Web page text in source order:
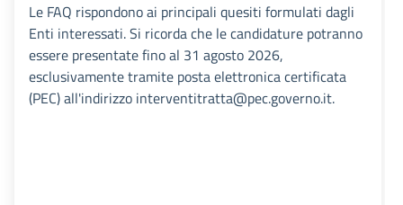
Le FAQ rispondono ai principali quesiti formulati dagli
Enti interessati. Si ricorda che le candidature potranno
essere presentate fino al 31 agosto 2026,
esclusivamente tramite posta elettronica certificata
(PEC) all'indirizzo interventitratta@pec.governo.it.